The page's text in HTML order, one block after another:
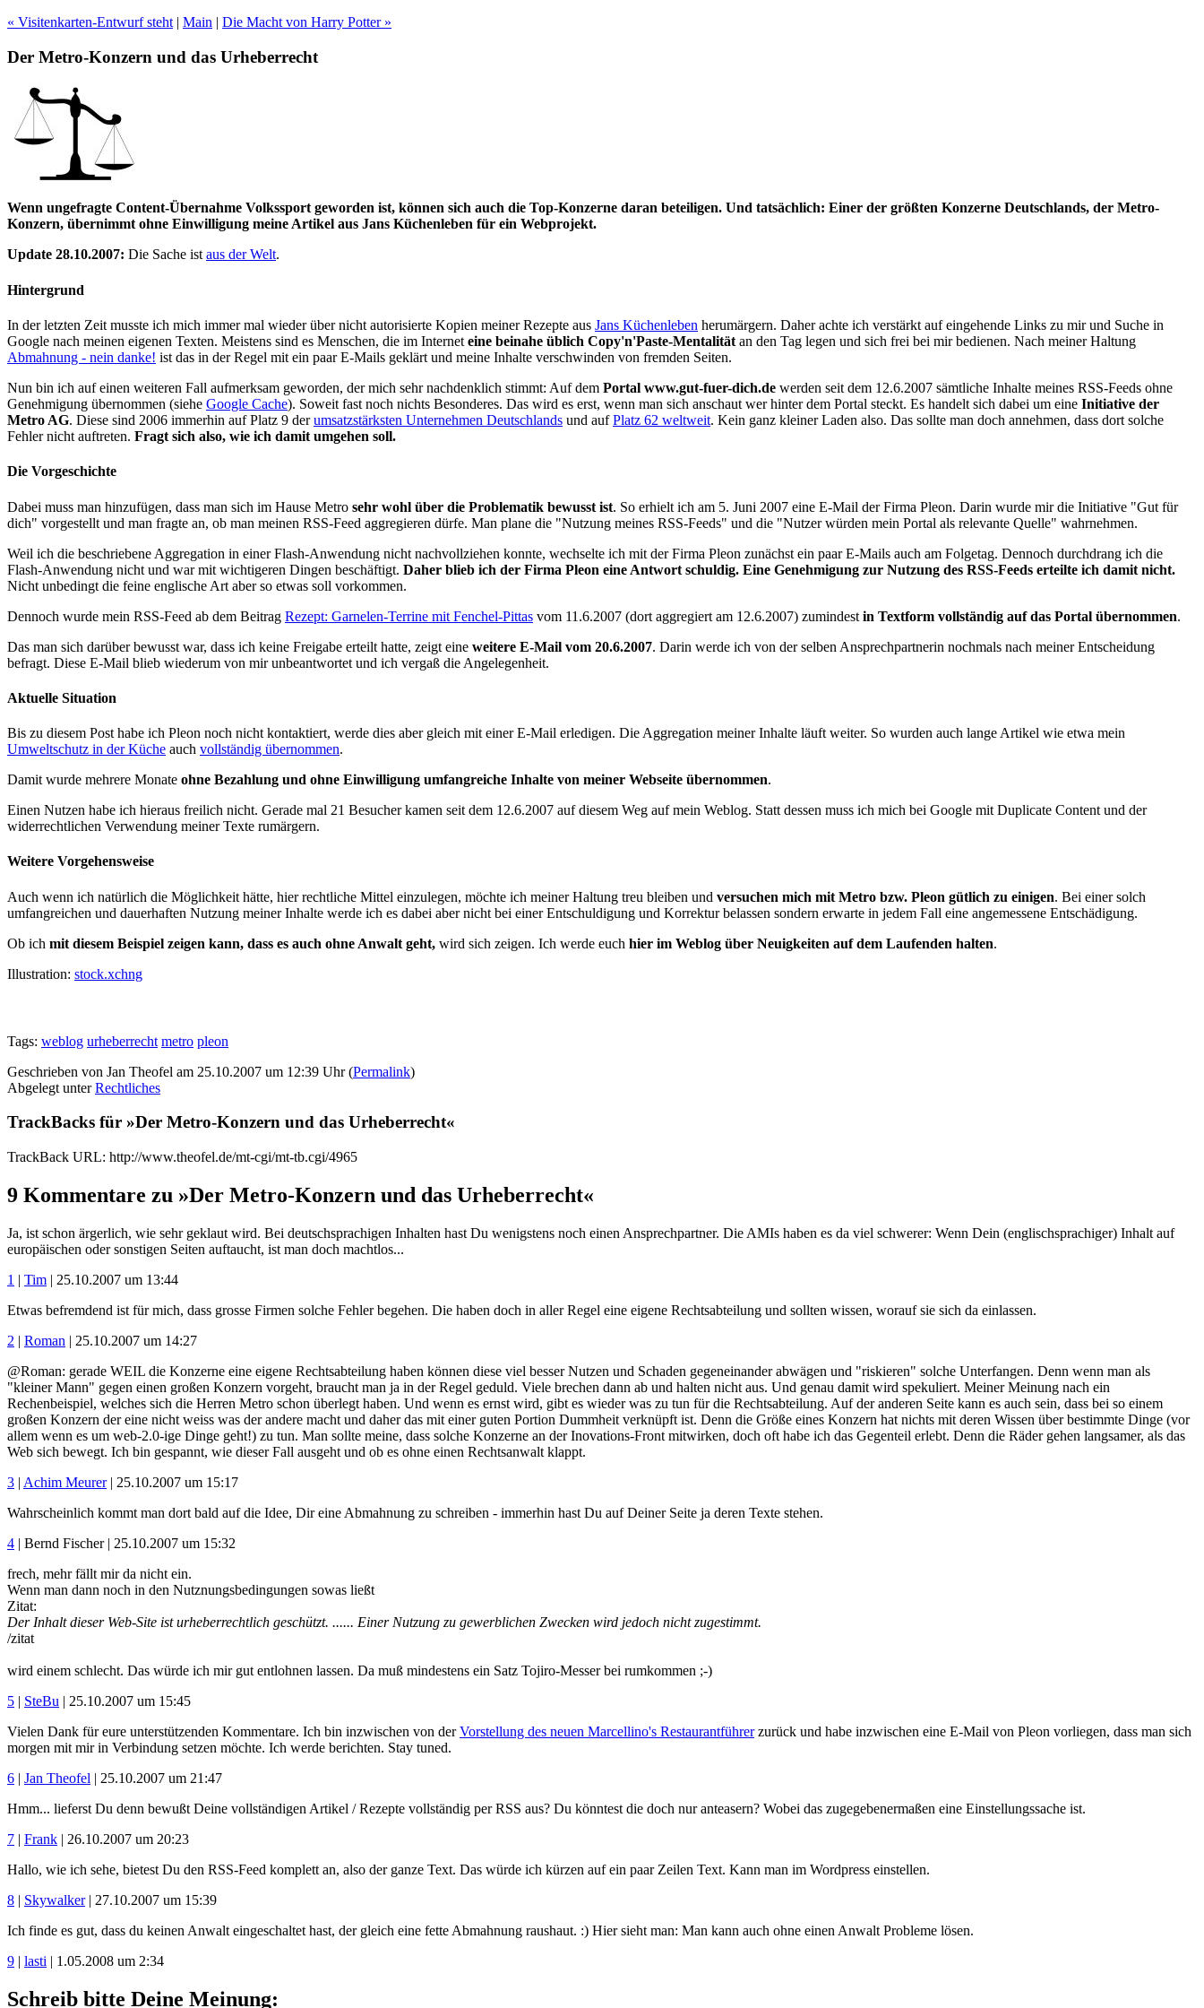
« Visitenkarten-Entwurf steht | Main | Die Macht von Harry Potter »
Der Metro-Konzern und das Urheberrecht
Wenn ungefragte Content-Übernahme Volkssport geworden ist, können sich auch die Top-Konzerne daran beteiligen. Und tatsächlich: Einer der größten Konzerne Deutschlands, der Metro-
Konzern, übernimmt ohne Einwilligung meine Artikel aus Jans Küchenleben für ein Webprojekt.
Update 28.10.2007: Die Sache istaus der Welt.
Hintergrund
In der letzten Zeit musste ich mich immer mal wieder über nicht autorisierte Kopien meiner Rezepte aus Jans Küchenleben herumärgern. Daher achte ich verstärkt auf eingehende Links zu mir und Suche in
Google nach meinen eigenen Texten. Meistens sind es Menschen, die im Internet eine beinahe üblich Copy'n'Paste-Mentalität an den Tag legen und sich frei bei mir bedienen. Nach meiner Haltung
Abmahnung - nein danke! ist das in der Regel mit ein paar E-Mails geklärt und meine Inhalte verschwinden von fremden Seiten.
Nun bin ich auf einen weiteren Fall aufmerksam geworden, der mich sehr nachdenklich stimmt: Auf dem Portal www.gut-fuer-dich.de werden seit dem 12.6.2007 sämtliche Inhalte meines RSS-Feeds ohne
Genehmigung übernommen (siehe Google Cache). Soweit fast noch nichts Besonderes. Das wird es erst, wenn man sich anschaut wer hinter dem Portal steckt. Es handelt sich dabei um eine Initiative der
Metro AG. Diese sind 2006 immerhin auf Platz 9 derumsatzstärksten Unternehmen Deutschlands und aufPlatz 62 weltweit. Kein ganz kleiner Laden also. Das sollte man doch annehmen, dass dort solche
Fehler nicht auftreten. Fragt sich also, wie ich damit umgehen soll.
Die Vorgeschichte
Dabei muss man hinzufügen, dass man sich im Hause Metro sehr wohl über die Problematik bewusst ist. So erhielt ich am 5. Juni 2007 eine E-Mail der Firma Pleon. Darin wurde mir die Initiative "Gut für
dich" vorgestellt und man fragte an, ob man meinen RSS-Feed aggregieren dürfe. Man plane die "Nutzung meines RSS-Feeds" und die "Nutzer würden mein Portal als relevante Quelle" wahrnehmen.
Weil ich die beschriebene Aggregation in einer Flash-Anwendung nicht nachvollziehen konnte, wechselte ich mit der Firma Pleon zunächst ein paar E-Mails auch am Folgetag. Dennoch durchdrang ich die
Flash-Anwendung nicht und war mit wichtigeren Dingen beschäftigt. Daher blieb ich der Firma Pleon eine Antwort schuldig. Eine Genehmigung zur Nutzung des RSS-Feeds erteilte ich damit nicht.
Nicht unbedingt die feine englische Art aber so etwas soll vorkommen.
Dennoch wurde mein RSS-Feed ab dem Beitrag Rezept: Garnelen-Terrine mit Fenchel-Pittas vom 11.6.2007 (dort aggregiert am 12.6.2007) zumindest in Textform vollständig auf das Portal übernommen.
Das man sich darüber bewusst war, dass ich keine Freigabe erteilt hatte, zeigt eine weitere E-Mail vom 20.6.2007. Darin werde ich von der selben Ansprechpartnerin nochmals nach meiner Entscheidung
befragt. Diese E-Mail blieb wiederum von mir unbeantwortet und ich vergaß die Angelegenheit.
Aktuelle Situation
Bis zu diesem Post habe ich Pleon noch nicht kontaktiert, werde dies aber gleich mit einer E-Mail erledigen. Die Aggregation meiner Inhalte läuft weiter. So wurden auch lange Artikel wie etwa mein
Umweltschutz in der Küche auch vollständig übernommen.
Damit wurde mehrere Monate ohne Bezahlung und ohne Einwilligung umfangreiche Inhalte von meiner Webseite übernommen.
Einen Nutzen habe ich hieraus freilich nicht. Gerade mal 21 Besucher kamen seit dem 12.6.2007 auf diesem Weg auf mein Weblog. Statt dessen muss ich mich bei Google mit Duplicate Content und der
widerrechtlichen Verwendung meiner Texte rumärgern.
Weitere Vorgehensweise
Auch wenn ich natürlich die Möglichkeit hätte, hier rechtliche Mittel einzulegen, möchte ich meiner Haltung treu bleiben und versuchen mich mit Metro bzw. Pleon gütlich zu einigen. Bei einer solch
umfangreichen und dauerhaften Nutzung meiner Inhalte werde ich es dabei aber nicht bei einer Entschuldigung und Korrektur belassen sondern erwarte in jedem Fall eine angemessene Entschädigung.
Ob ich mit diesem Beispiel zeigen kann, dass es auch ohne Anwalt geht, wird sich zeigen. Ich werde euch hier im Weblog über Neuigkeiten auf dem Laufenden halten.
Illustration: stock.xchng
Tags: weblog urheberrecht metro pleon
Geschrieben von Jan Theofel am 25.10.2007 um 12:39 Uhr (Permalink)
Abgelegt unterRechtliches
TrackBacks für »Der Metro-Konzern und das Urheberrecht«
TrackBack URL: http://www.theofel.de/mt-cgi/mt-tb.cgi/4965
9 Kommentare zu »Der Metro-Konzern und das Urheberrecht«
Ja, ist schon ärgerlich, wie sehr geklaut wird. Bei deutschsprachigen Inhalten hast Du wenigstens noch einen Ansprechpartner. Die AMIs haben es da viel schwerer: Wenn Dein (englischsprachiger) Inhalt auf
europäischen oder sonstigen Seiten auftaucht, ist man doch machtlos...
1 | Tim | 25.10.2007 um 13:44
Etwas befremdend ist für mich, dass grosse Firmen solche Fehler begehen. Die haben doch in aller Regel eine eigene Rechtsabteilung und sollten wissen, worauf sie sich da einlassen.
2 | Roman | 25.10.2007 um 14:27
@Roman: gerade WEIL die Konzerne eine eigene Rechtsabteilung haben können diese viel besser Nutzen und Schaden gegeneinander abwägen und "riskieren" solche Unterfangen. Denn wenn man als
"kleiner Mann" gegen einen großen Konzern vorgeht, braucht man ja in der Regel geduld. Viele brechen dann ab und halten nicht aus. Und genau damit wird spekuliert. Meiner Meinung nach ein
Rechenbeispiel, welches sich die Herren Metro schon überlegt haben. Und wenn es ernst wird, gibt es wieder was zu tun für die Rechtsabteilung. Auf der anderen Seite kann es auch sein, dass bei so einem
großen Konzern der eine nicht weiss was der andere macht und daher das mit einer guten Portion Dummheit verknüpft ist. Denn die Größe eines Konzern hat nichts mit deren Wissen über bestimmte Dinge (vor
allem wenn es um web-2.0-ige Dinge geht!) zu tun. Man sollte meine, dass solche Konzerne an der Inovations-Front mitwirken, doch oft habe ich das Gegenteil erlebt. Denn die Räder gehen langsamer, als das
Web sich bewegt. Ich bin gespannt, wie dieser Fall ausgeht und ob es ohne einen Rechtsanwalt klappt.
3 | Achim Meurer| 25.10.2007 um 15:17
Wahrscheinlich kommt man dort bald auf die Idee, Dir eine Abmahnung zu schreiben - immerhin hast Du auf Deiner Seite ja deren Texte stehen.
4 | Bernd Fischer | 25.10.2007 um 15:32
frech, mehr fällt mir da nicht ein.
Wenn man dann noch in den Nutznungsbedingungen sowas ließt
Zitat:
Der Inhalt dieser Web-Site ist urheberrechtlich geschützt. ...... Einer Nutzung zu gewerblichen Zwecken wird jedoch nicht zugestimmt.
/zitat
wird einem schlecht. Das würde ich mir gut entlohnen lassen. Da muß mindestens ein Satz Tojiro-Messer bei rumkommen ;-)
5 | SteBu | 25.10.2007 um 15:45
Vielen Dank für eure unterstützenden Kommentare. Ich bin inzwischen von derVorstellung des neuen Marcellino's Restaurantführerzurück und habe inzwischen eine E-Mail von Pleon vorliegen, dass man sich
morgen mit mir in Verbindung setzen möchte. Ich werde berichten. Stay tuned.
6 | Jan Theofel | 25.10.2007 um 21:47
Hmm... lieferst Du denn bewußt Deine vollständigen Artikel / Rezepte vollständig per RSS aus? Du könntest die doch nur anteasern? Wobei das zugegebenermaßen eine Einstellungssache ist.
7 | Frank | 26.10.2007 um 20:23
Hallo, wie ich sehe, bietest Du den RSS-Feed komplett an, also der ganze Text. Das würde ich kürzen auf ein paar Zeilen Text. Kann man im Wordpress einstellen.
8 | Skywalker| 27.10.2007 um 15:39
Ich finde es gut, dass du keinen Anwalt eingeschaltet hast, der gleich eine fette Abmahnung raushaut. :) Hier sieht man: Man kann auch ohne einen Anwalt Probleme lösen.
9 | lasti | 1.05.2008 um 2:34
Schreib bitte Deine Meinung: